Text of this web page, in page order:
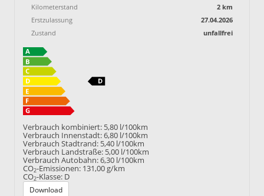
Kilometerstand
2 km
Erstzulassung
27.04.2026
Zustand
unfallfrei
Verbrauch kombiniert: 5,80 l/100km
Verbrauch Innenstadt:6,80 l/100km
Verbrauch Stadtrand: 5,40 l/100km
Verbrauch Landstraße: 5,00 l/100km
Verbrauch Autobahn:6,30 l/100km
CO2-Emissionen: 131,00 g/km
CO2-Klasse: D
Download